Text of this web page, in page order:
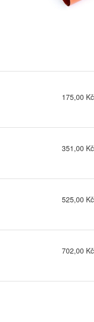
175,00 Kč
351,00 Kč
525,00 Kč
702,00 Kč